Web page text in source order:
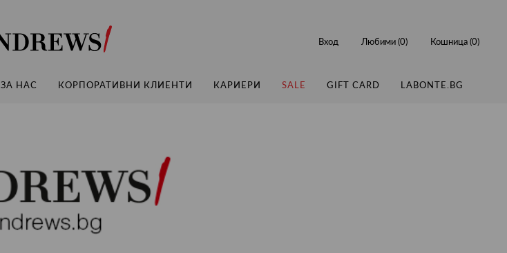
Andrews
ЗА НАС КОРПОРАТИВНИ КЛИЕНТИ КАРИЕРИ SALE GIFT CARD LABONTE.BG
Вход Любими (0) Кошница (0)